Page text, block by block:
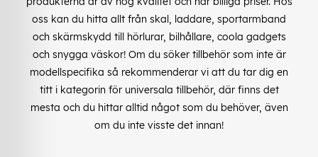
oss kan du hitta allt från skal, laddare, sportarmband
och skärmskydd till hörlurar, bilhållare, coola gadgets
och snygga väskor! Om du söker tillbehör som inte är
modellspecifika så rekommenderar vi att du tar dig en
titt i kategorin för universala tillbehör, där finns det
mesta och du hittar alltid något som du behöver, även
om du inte visste det innan!